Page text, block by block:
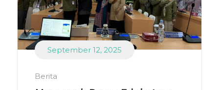
September 12, 2025
Berita